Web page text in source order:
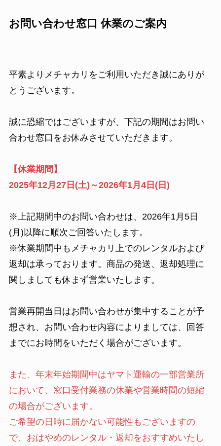
お問い合わせ窓口 休業のご案内
平素よりメチャカリをご利用いただき誠にありが
とうございます。
誠に恐縮ではございますが、下記の期間はお問い
合わせ窓口をお休みさせていただきます。
【休業期間】
2025年12月27日(土)～2026年1月4日(日)
※上記期間中のお問い合わせは、2026年1月5日
(月)以降に順次ご回答いたします。
※休業期間中もメチャカリ上でのレンタルおよび
返却は承っております。商品の発送、返却処理に
関しましても休まず営業いたします。
営業再開当日はお問い合わせが集中することが予
想され、お問い合わせ内容によりましては、回答
までにお時間をいただく場合がございます。
また、年末年始期間中はヤマト運輸の一部営業所
において、窓口受付業務の休業や営業時間の短縮
の場合がございます。
ご希望の日時に届かない可能性もございますの
で、おはやめのレンタル・返却をおすすめいたし